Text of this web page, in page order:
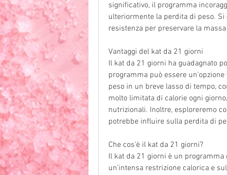
significativo, il programma
ulteriormente la perdita di peso.
resistenza per preservare la
Vantaggi del kat da 21 giorni
Il kat da 21 giorni ha guadagnato
programma può essere
peso in un breve lasso di tempo,
molto limitata di calorie ogni
nutrizionali. Inoltre, esploreremo
potrebbe influire sulla perdita di
Che cos'è il kat da 21 giorni?
Il kat da 21 giorni è un
un'intensa restrizione calorica e